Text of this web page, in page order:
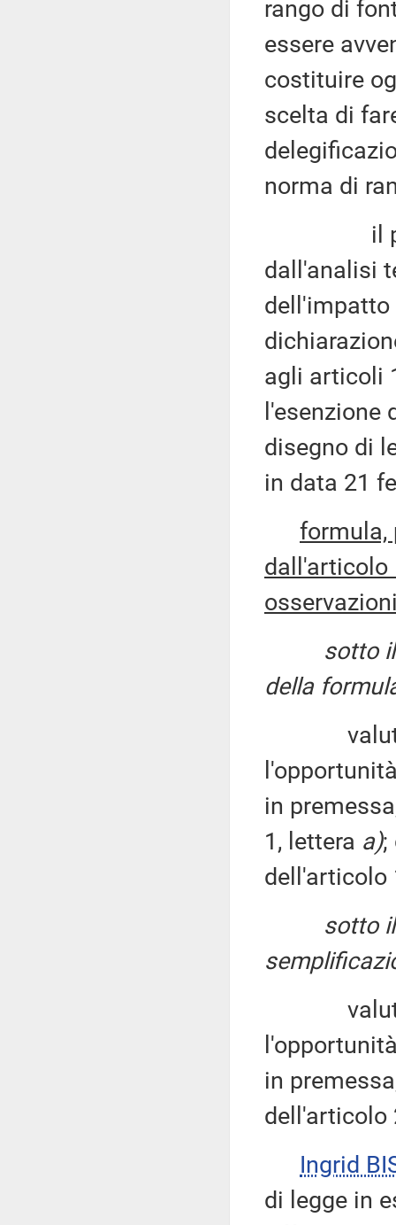
rango di
essere
costituire
scelta di
norma di
il
dall'analisi
dell'impatto
agli articoli
disegno di
in data 21
formula,
dall'articolo
sotto
della
valutino
in
1, lettera a);
dell'articolo
sotto
valutino
in
dell'articolo
Ingrid
di legge in